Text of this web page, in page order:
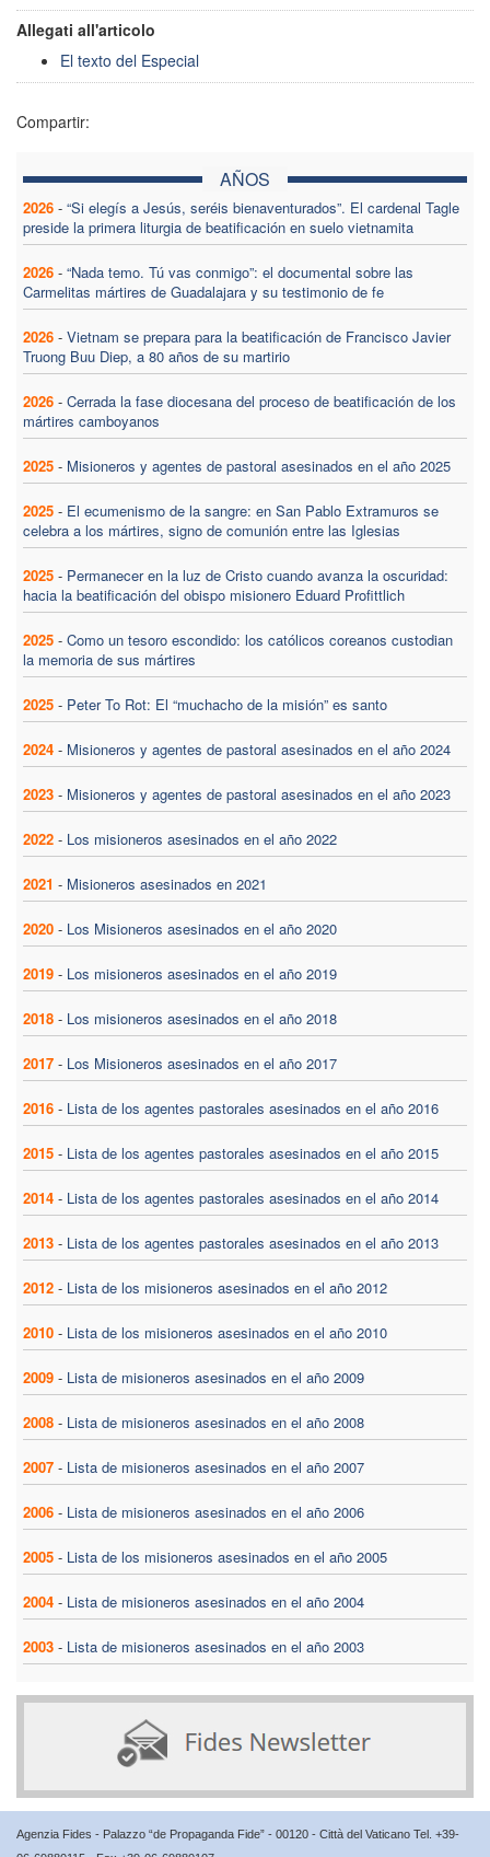
Allegati all'articolo
El texto del Especial
Compartir:
AÑOS
2026 - “Si elegís a Jesús, seréis bienaventurados”. El cardenal Tagle
preside la primera liturgia de beatificación en suelo vietnamita
2026 - “Nada temo. Tú vas conmigo”: el documental sobre las
Carmelitas mártires de Guadalajara y su testimonio de fe
2026 - Vietnam se prepara para la beatificación de Francisco Javier
Truong Buu Diep, a 80 años de su martirio
2026 - Cerrada la fase diocesana del proceso de beatificación de los
mártires camboyanos
2025 - Misioneros y agentes de pastoral asesinados en el año 2025
2025 - El ecumenismo de la sangre: en San Pablo Extramuros se
celebra a los mártires, signo de comunión entre las Iglesias
2025 - Permanecer en la luz de Cristo cuando avanza la oscuridad:
hacia la beatificación del obispo misionero Eduard Profittlich
2025 - Como un tesoro escondido: los católicos coreanos custodian
la memoria de sus mártires
2025 - Peter To Rot: El “muchacho de la misión” es santo
2024 - Misioneros y agentes de pastoral asesinados en el año 2024
2023 - Misioneros y agentes de pastoral asesinados en el año 2023
2022 - Los misioneros asesinados en el año 2022
2021 - Misioneros asesinados en 2021
2020 - Los Misioneros asesinados en el año 2020
2019 - Los misioneros asesinados en el año 2019
2018 - Los misioneros asesinados en el año 2018
2017 - Los Misioneros asesinados en el año 2017
2016 - Lista de los agentes pastorales asesinados en el año 2016
2015 - Lista de los agentes pastorales asesinados en el año 2015
2014 - Lista de los agentes pastorales asesinados en el año 2014
2013 - Lista de los agentes pastorales asesinados en el año 2013
2012 - Lista de los misioneros asesinados en el año 2012
2010 - Lista de los misioneros asesinados en el año 2010
2009 - Lista de misioneros asesinados en el año 2009
2008 - Lista de misioneros asesinados en el año 2008
2007 - Lista de misioneros asesinados en el año 2007
2006 - Lista de misioneros asesinados en el año 2006
2005 - Lista de los misioneros asesinados en el año 2005
2004 - Lista de misioneros asesinados en el año 2004
2003 - Lista de misioneros asesinados en el año 2003
Agenzia Fides - Palazzo “de Propaganda Fide” - 00120 - Città del Vaticano Tel. +39-